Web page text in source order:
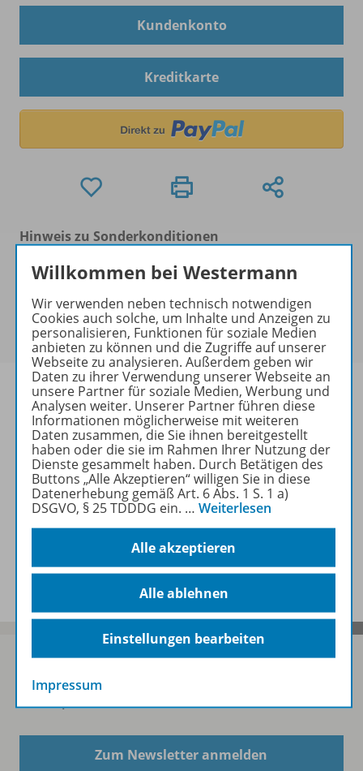
Kundenkonto
Kreditkarte
Hinweis zu Sonderkonditionen
keine Sonderkonditionen gewährt werden.
Sie haben ein passendes
Spar-Paket
Um den für Sie gültigen Preis zu sehen,melden Sie
sich bitte an.
Informationen
Weitere Inhalte der Ausgabe
Spar-Pakete
Zum Newsletter anmelden
Willkommen bei Westermann
Wir verwenden neben technisch notwendigen
Cookies auch solche, um Inhalte und Anzeigen zu
personalisieren, Funktionen für soziale Medien
anbieten zu können und die Zugriffe auf unserer
Webseite zu analysieren. Außerdem geben wir
Daten zu ihrer Verwendung unserer Webseite an
unsere Partner für soziale Medien, Werbung und
Analysen weiter. Unserer Partner führen diese
Informationen möglicherweise mit weiteren
Daten zusammen, die Sie ihnen bereitgestellt
haben oder die sie im Rahmen Ihrer Nutzung der
Dienste gesammelt haben. Durch Betätigen des
Buttons „Alle Akzeptieren“ willigen Sie in diese
Datenerhebung gemäß Art. 6 Abs. 1 S. 1 a)
DSGVO, § 25 TDDDG ein. … Weiterlesen
Alle akzeptieren
Alle ablehnen
Einstellungen bearbeiten
Impressum